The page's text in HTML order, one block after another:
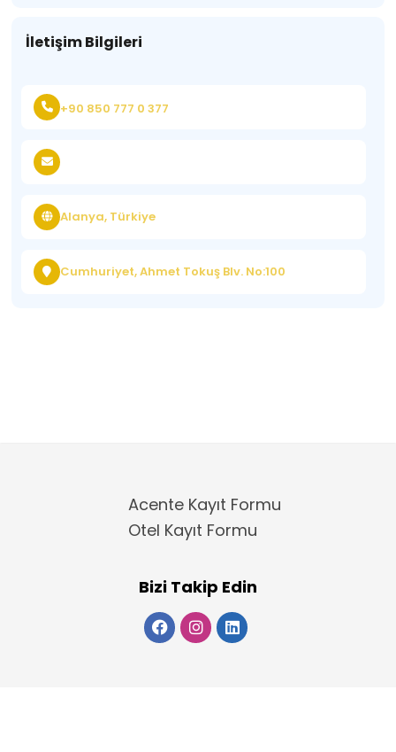
İletişim Bilgileri
+90 850 777 0 377
Alanya, Türkiye
Cumhuriyet, Ahmet Tokuş Blv. No:100
Acente Kayıt Formu
Otel Kayıt Formu
Bizi Takip Edin